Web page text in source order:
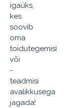
igaüks,
kes
soovib
oma
toidutegemisi
või
-
teadmisi
avalikkusega
jagada!